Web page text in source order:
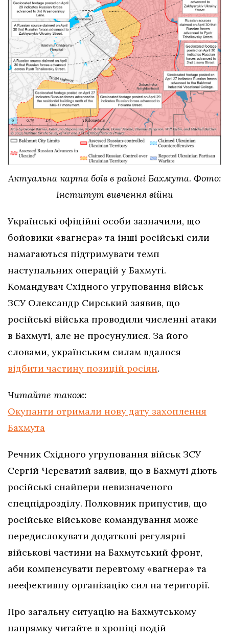
Актуальна карта боїв в районі Бахмута. Фото:
Інститут вивчення війни
Українські офіційні особи зазначили, що
бойовики «вагнера» та інші російські сили
намагаються підтримувати темп
наступальних операцій у Бахмуті.
Командувач Східного угруповання військ
ЗСУ Олександр Сирський заявив, що
російські війська проводили численні атаки
в Бахмуті, але не просунулися. За його
словами, українським силам вдалося
відбити частину позицій росіян.
Читайте також:
Окупанти отримали нову дату захоплення
Бахмута
Речник Східного угруповання військ ЗСУ
Сергій Череватий заявив, що в Бахмуті діють
російські снайпери невизначеного
спецпідрозділу. Полковник припустив, що
російське військове командування може
передислокувати додаткові регулярні
військові частини на Бахмутський фронт,
аби компенсувати перевтому «вагнера» та
неефективну організацію сил на території.
Про загальну ситуацію на Бахмутському
напрямку читайте в хроніці подій